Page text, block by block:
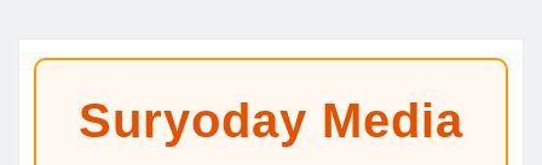
Suryoday Media